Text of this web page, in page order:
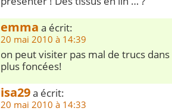
emma a écrit:
20 mai 2010 à 14:39
on peut visiter pas mal de trucs
plus foncées!
isa29a écrit:
20 mai 2010 à 14:33